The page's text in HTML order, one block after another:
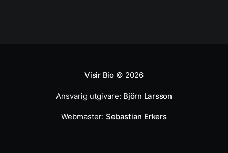
Visir Bio© 2026
Ansvarig utgivare: Björn Larsson
Webmaster:Sebastian Erkers